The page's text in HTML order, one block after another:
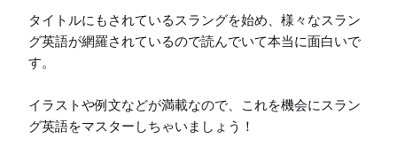
タイトルにもされているスラングを始め、様々なスラン
グ英語が網羅されているので読んでいて本当に面白いで
す。
イラストや例文などが満載なので、これを機会にスラン
グ英語をマスターしちゃいましょう！